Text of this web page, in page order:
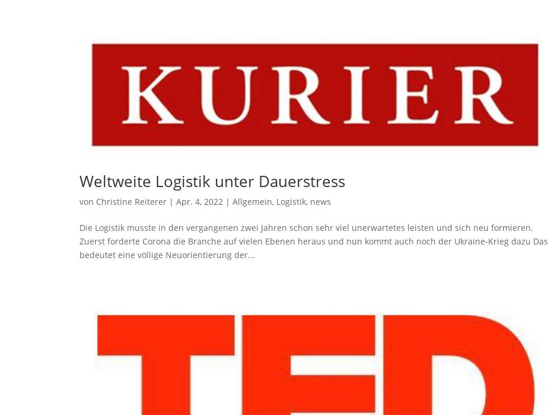
Weltweite Logistik unter Dauerstress
von Christine Reiterer |Apr. 4, 2022 |Allgemein, Logistik, news
Die Logistik musste in den vergangenen zwei Jahren schon sehr viel unerwartetes leisten und sich neu formieren.
Zuerst forderte Corona die Branche auf vielen Ebenen heraus und nun kommt auch noch der Ukraine-Krieg dazu Das
bedeutet eine völlige Neuorientierung der...